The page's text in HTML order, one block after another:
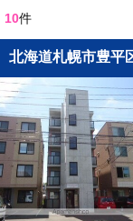
10件
北海道札幌市豊平